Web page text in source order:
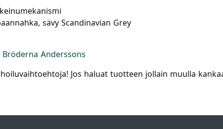
keinumekanismi
sävy Scandinavian Grey
Bröderna Anderssons
Jos haluat tuotteen jollain muulla